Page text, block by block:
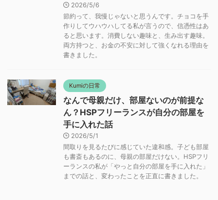
2026/5/6
節約って、我慢じゃないと思うんです。チョコを手
作りしてウハウハしてる私が言うので、信憑性はあ
ると思います。消費しない趣味と、生み出す趣味。
両方持つと、お金の不安に対して強くなれる理由を
書きました。
Kumiの日常
なんで母親だけ、部屋ないのが前提な
ん？HSPフリーランスが自分の部屋を
手に入れた話
2026/5/1
間取りを見るたびに感じていた違和感。子ども部屋
も書斎もあるのに、母親の部屋だけない。HSPフリ
ーランスの私が「やっと自分の部屋を手に入れた」
までの話と、変わったことを正直に書きました。